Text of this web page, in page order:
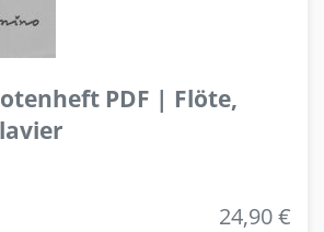
PDF | Flöte,
24,90 €